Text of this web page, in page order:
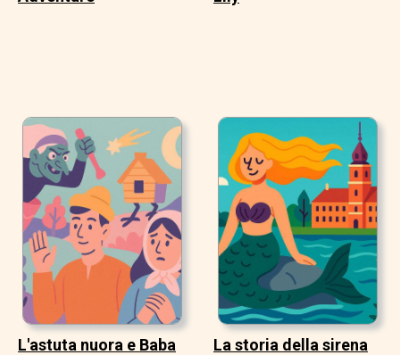
L'astuta nuora e Baba
La storia della sirena